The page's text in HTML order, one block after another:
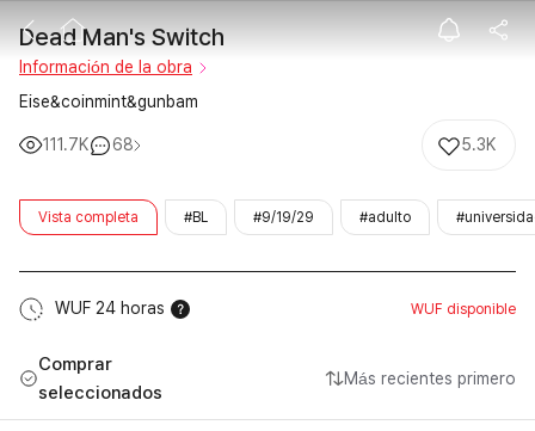
Dead Man's
Dead Man's Switch
Información de la obra
Eise&coinmint&gunbam
111.7K 68 5.3K
Vista completa #BL #9/19/29 #adulto
WUF 24 horas WUF disponible
Comprar
seleccionados
Más recientes primero